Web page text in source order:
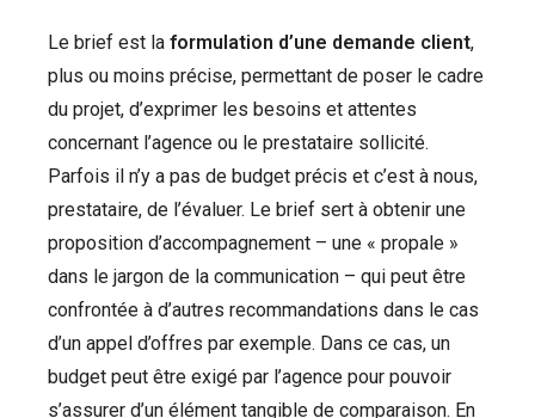
Le brief est la formulation d’une demande client,
plus ou moins précise, permettant de poser le cadre
du projet, d’exprimer les besoins et attentes
concernant l’agence ou le prestataire sollicité.
Parfois il n’y a pas de budget précis et c’est à nous,
prestataire, de l’évaluer. Le brief sert à obtenir une
proposition d’accompagnement – une « propale »
dans le jargon de la communication – qui peut être
confrontée à d’autres recommandations dans le cas
d’un appel d’offres par exemple. Dans ce cas, un
budget peut être exigé par l’agence pour pouvoir
s’assurer d’un élément tangible de comparaison. En